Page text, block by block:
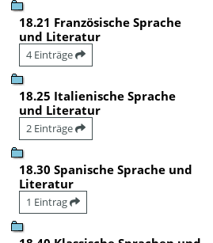
18.21 Französische Sprache
und Literatur
4 Einträge
18.25 Italienische Sprache
und Literatur
2 Einträge
18.30 Spanische Sprache und
Literatur
1 Eintrag